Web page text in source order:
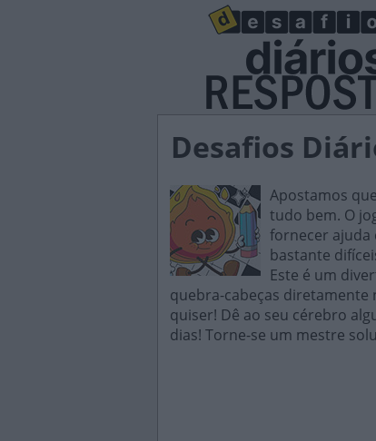
Desafios
Apostamos
tudo bem. O
fornecer ajuda
bastante
Este é um
quebra-cabeças diretamente
quiser! Dê ao seu cérebro
dias! Torne-se um mestre